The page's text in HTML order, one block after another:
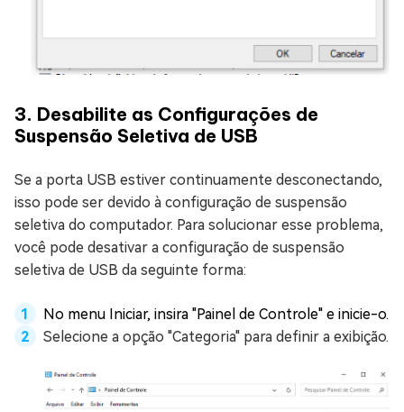
3. Desabilite as Configurações de
Suspensão Seletiva de USB
Se a porta USB estiver continuamente desconectando,
isso pode ser devido à configuração de suspensão
seletiva do computador. Para solucionar esse problema,
você pode desativar a configuração de suspensão
seletiva de USB da seguinte forma:
No menu Iniciar, insira "Painel de Controle" e inicie-o.
Selecione a opção "Categoria" para definir a exibição.